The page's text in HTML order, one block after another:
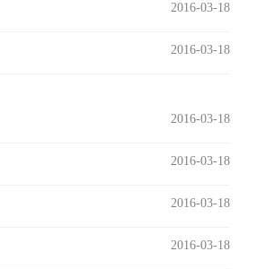
2016-03-18
2016-03-18
2016-03-18
2016-03-18
2016-03-18
2016-03-18